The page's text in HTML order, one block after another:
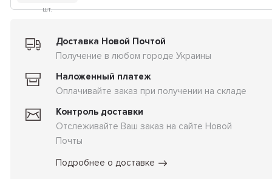
шт.
Доставка Новой Почтой
Получение в любом городе Украины
Наложенный платеж
Оплачивайте заказ при получении на складе
Контроль доставки
Отслеживайте Ваш заказ на сайте Новой
Почты
Подробнее о доставке